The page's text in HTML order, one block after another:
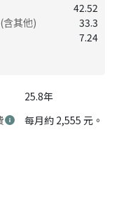
42.52
含其他)
33.3
7.24
25.8年
每月約 2,555 元。